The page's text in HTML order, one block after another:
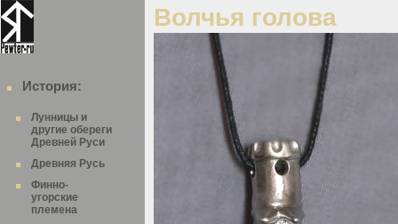
История:
Лунницы и
другие обереги
Древней Руси
Древняя Русь
Финно-
угорские
племена
Волчья голова